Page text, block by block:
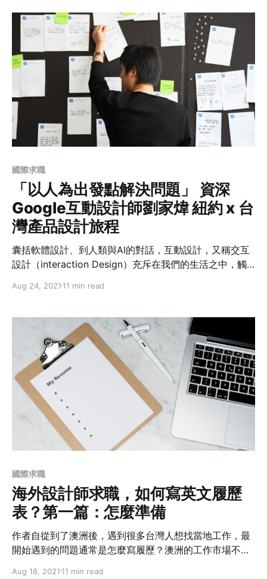
國際求職
「以人為出發點解決問題」 資深
Google互動設計師劉家煒 紐約 x 台
灣產品設計旅程
囊括軟體設計、到人類與AI的對話，互動設計，又稱交互
設計（interaction Design）充斥在我們的生活之中，觸
了要更能以人為出發點、優化產品設計，跳脫舒適圈勇闖
他是如何在畢業後於國際知名的Frog Design擔任資深設
計師長達七年的時光，又順利海歸成為Google互動設計師
呢？如果說出國是為了找到回家的路，家煒這條路走得相
當精彩！
Aug 24, 2021 11 min read
國際求職
海外設計師求職，如何寫英文履歷
表？第一篇：怎麼準備
作者自從到了澳洲後，遇到很多台灣人想找當地工作，最
開始遇到的問題通常是怎麼寫履歷？澳洲的工作市場不一
Aug 18, 2021 11 min read